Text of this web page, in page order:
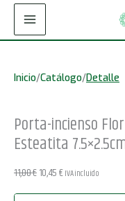
Inicio/Catálogo/Detalle
Porta-incienso
Esteatita
11,00€El
precio
10,45€El
precio
IVA incluido
¡Oferta!
Flor
de
Pequeña
Esteatita
7.5x2.5cm
-
Colores